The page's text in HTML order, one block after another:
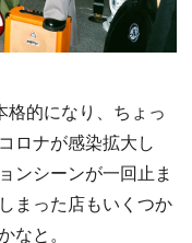
的になり、ちょっ
ロナが感染拡大し
ンシーンが一回止ま
まった店もいくつか
なと。